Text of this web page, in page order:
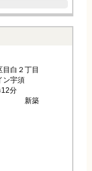
目白２丁目
ン宇須
分
新築